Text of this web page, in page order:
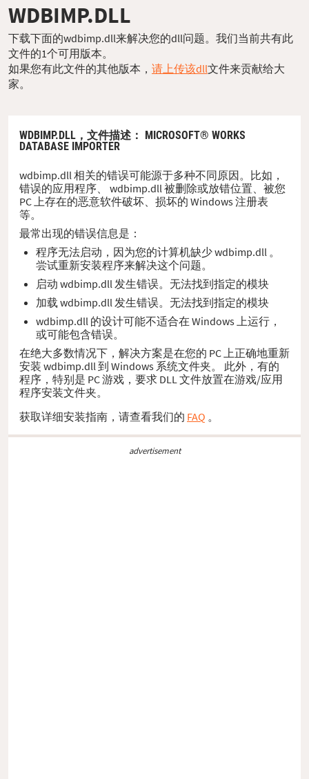
WDBIMP.DLL
下载下面的wdbimp.dll来解决您的dll问题。我们当前共有此
文件的1个可用版本。
如果您有此文件的其他版本， 请上传该dll文件来贡献给大
家。
WDBIMP.DLL， 文件描述 ： MICROSOFT® WORKS
DATABASE IMPORTER
wdbimp.dll 相关的错误可能源于多种不同原因。比如，
错误的应用程序、 wdbimp.dll 被删除或放错位置、被您
PC 上存在的恶意软件破坏、损坏的 Windows 注册表
等。
最常出现的错误信息是：
程序无法启动，因为您的计算机缺少 wdbimp.dll 。
尝试重新安装程序来解决这个问题。
启动 wdbimp.dll 发生错误。无法找到指定的模块
加载 wdbimp.dll 发生错误。无法找到指定的模块
wdbimp.dll 的设计可能不适合在 Windows 上运行，
或可能包含错误。
在绝大多数情况下，解决方案是在您的 PC 上正确地重新
安装 wdbimp.dll 到 Windows 系统文件夹。 此外，有的
程序，特别是 PC 游戏，要求 DLL 文件放置在游戏/应用
程序安装文件夹。
获取详细安装指南，请查看我们的 FAQ 。
advertisement